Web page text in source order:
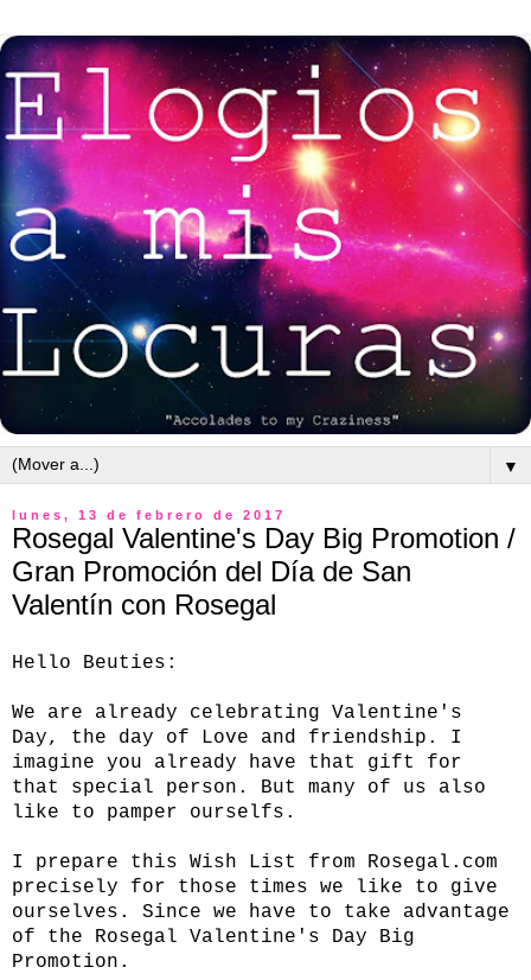
▼
lunes, 13 de febrero de 2017
Rosegal Valentine's Day Big Promotion /
Gran Promoción del Día de San
Valentín con Rosegal
Hello Beuties:
We are already celebrating Valentine's
Day, the day of Love and friendship. I
imagine you already have that gift for
that special person. But many of us also
like to pamper ourselfs.
I prepare this Wish List from Rosegal.com
precisely for those times we like to give
ourselves. Since we have to take advantage
of the Rosegal Valentine's Day Big
Promotion.